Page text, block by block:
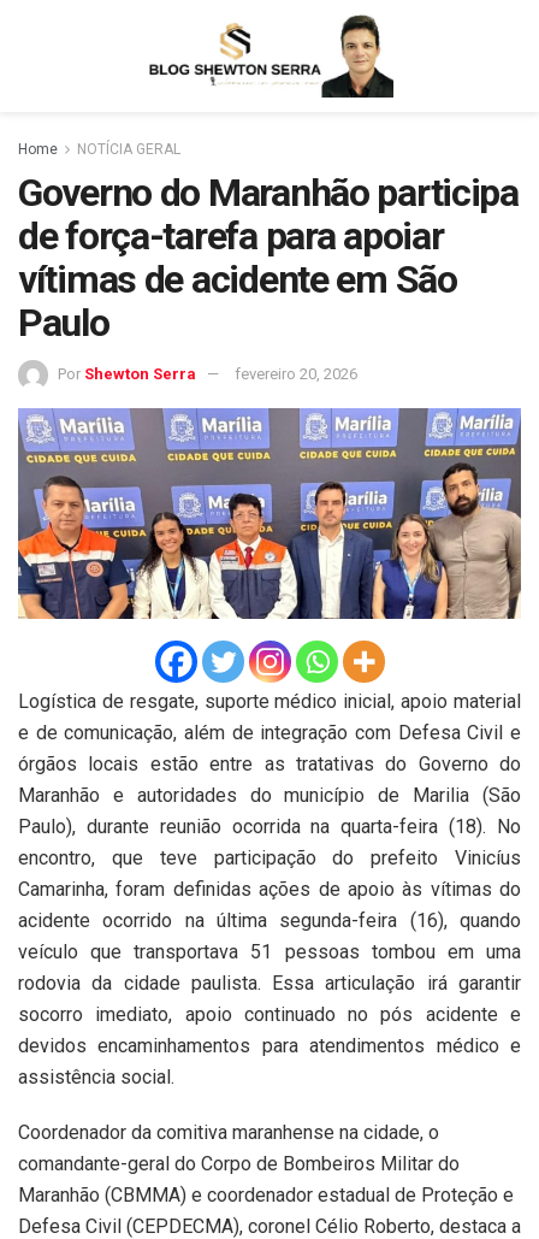
Home NOTÍCIA GERAL
Governo do Maranhão participa
de força-tarefa para apoiar
vítimas de acidente em São
Paulo
Por Shewton Serra fevereiro 20, 2026
Logística de resgate, suporte médico inicial, apoio material
e de comunicação, além de integração com Defesa Civil e
órgãos locais estão entre as tratativas do Governo do
Maranhão e autoridades do município de Marilia (São
Paulo), durante reunião ocorrida na quarta-feira (18). No
encontro, que teve participação do prefeito Vinicíus
Camarinha, foram definidas ações de apoio às vítimas do
acidente ocorrido na última segunda-feira (16), quando
veículo que transportava 51 pessoas tombou em uma
rodovia da cidade paulista. Essa articulação irá garantir
socorro imediato, apoio continuado no pós acidente e
devidos encaminhamentos para atendimentos médico e
assistência social.
Coordenador da comitiva maranhense na cidade, o
comandante-geral do Corpo de Bombeiros Militar do
Maranhão (CBMMA) e coordenador estadual de Proteção e
Defesa Civil (CEPDECMA), coronel Célio Roberto, destaca a